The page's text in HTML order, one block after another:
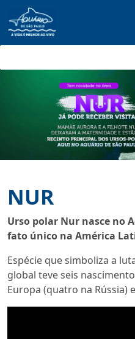
NUR
Urso polar Nur nasce no
fato único na América
Espécie que simboliza a
global teve seis
Europa (quatro na Rússia)